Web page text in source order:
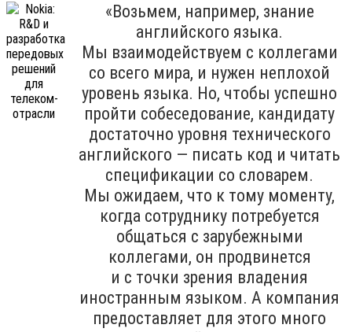
«Возьмем, например, знание
английского языка.
Мы взаимодействуем с коллегами
со всего мира, и нужен неплохой
уровень языка. Но, чтобы успешно
пройти собеседование, кандидату
достаточно уровня технического
английского — писать код и читать
спецификации со словарем.
Мы ожидаем, что к тому моменту,
когда сотруднику потребуется
общаться с зарубежными
коллегами, он продвинется
и с точки зрения владения
иностранным языком. А компания
предоставляет для этого много